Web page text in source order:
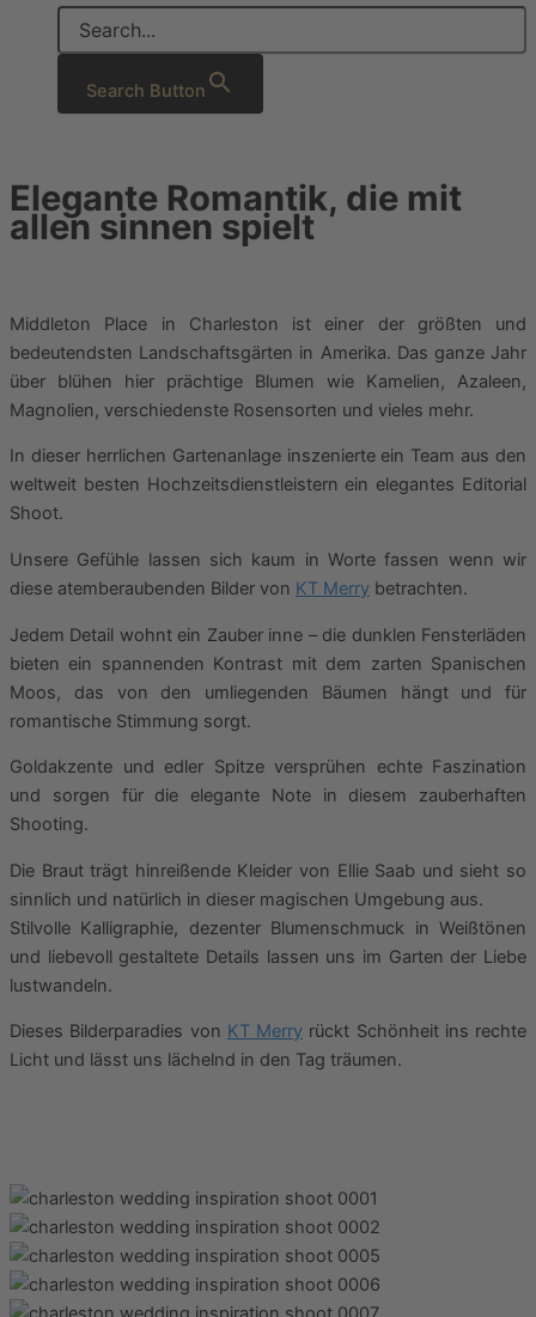
Search Button
Elegante Romantik, die mit
allen sinnen spielt
Middleton Place in Charleston ist einer der größten und
bedeutendsten Landschaftsgärten in Amerika. Das ganze Jahr
über blühen hier prächtige Blumen wie Kamelien, Azaleen,
Magnolien, verschiedenste Rosensorten und vieles mehr.
In dieser herrlichen Gartenanlage inszenierte ein Team aus den
weltweit besten Hochzeitsdienstleistern ein elegantes Editorial
Shoot.
Unsere Gefühle lassen sich kaum in Worte fassen wenn wir
diese atemberaubenden Bilder von KT Merry betrachten.
Jedem Detail wohnt ein Zauber inne – die dunklen Fensterläden
bieten ein spannenden Kontrast mit dem zarten Spanischen
Moos, das von den umliegenden Bäumen hängt und für
romantische Stimmung sorgt.
Goldakzente und edler Spitze versprühen echte Faszination
und sorgen für die elegante Note in diesem zauberhaften
Shooting.
Die Braut trägt hinreißende Kleider von Ellie Saab und sieht so
sinnlich und natürlich in dieser magischen Umgebung aus.
Stilvolle Kalligraphie, dezenter Blumenschmuck in Weißtönen
und liebevoll gestaltete Details lassen uns im Garten der Liebe
lustwandeln.
Dieses Bilderparadies von KT Merry rückt Schönheit ins rechte
Licht und lässt uns lächelnd in den Tag träumen.